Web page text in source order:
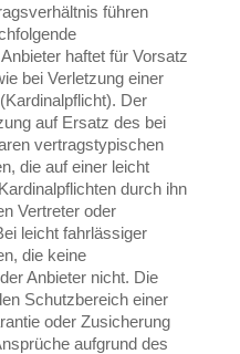
führen
haftet für Vorsatz
bei Verletzung einer
Der
auf Ersatz des bei
vertragstypischen
die auf einer leicht
durch ihn
Vertreter oder
leicht fahrlässiger
die keine
Anbieter nicht. Die
Schutzbereich einer
oder Zusicherung
aufgrund des